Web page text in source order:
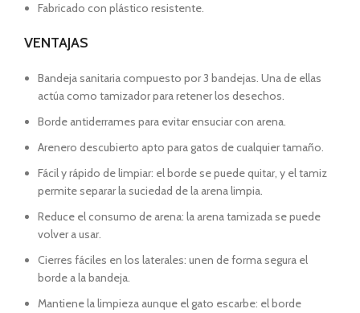
Fabricado con plástico resistente.
VENTAJAS
Bandeja sanitaria compuesto por 3 bandejas. Una de ellas
actúa como tamizador para retener los desechos.
Borde antiderrames para evitar ensuciar con arena.
Arenero descubierto apto para gatos de cualquier tamaño.
Fácil y rápido de limpiar: el borde se puede quitar, y el tamiz
permite separar la suciedad de la arena limpia.
Reduce el consumo de arena: la arena tamizada se puede
volver a usar.
Cierres fáciles en los laterales: unen de forma segura el
borde a la bandeja.
Mantiene la limpieza aunque el gato escarbe: el borde